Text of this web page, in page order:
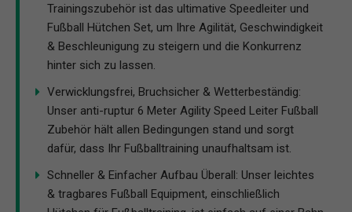
Trainingszubehör ist das ultimative Speedleiter und
Fußball Hütchen Set, um Ihre Agilität, Geschwindigkeit
& Beschleunigung zu steigern und die Konkurrenz
hinter sich zu lassen.
Verwicklungsfrei, Bruchsicher & Wetterbeständig:
Unser anti-ruptur 6 Meter Agility Speed Leiter Fußball
Zubehör hält allen Bedingungen stand und sorgt
dafür, dass Ihr Fußballtraining unaufhaltsam ist.
Schneller & Einfacher Aufbau Überall: Unser leichtes
& tragbares Fußball Equipment, einschließlich